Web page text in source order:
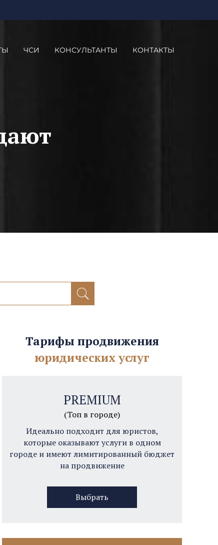
ЧСИ КОНСУЛЬТАНТЫ КОНТАКТЫ
Тарифы продвижения
юридических услуг
PREMIUM
(Топ в городе)
Идеально подходит для юристов,
которые оказывают услуги в одном
городе и имеют лимитированный бюджет
на продвижение
Выбрать